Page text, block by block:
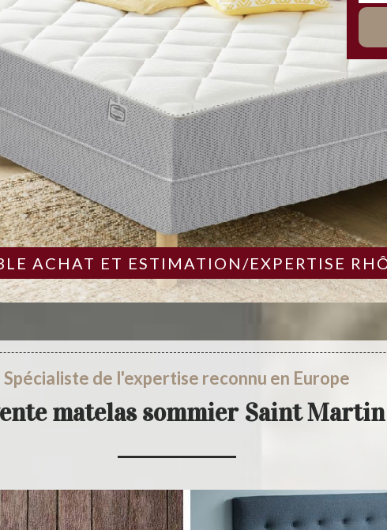
ACHAT ET ESTIMATION/EXPERTISE
Spécialiste de l'expertise reconnu en Europe
matelas sommier Saint